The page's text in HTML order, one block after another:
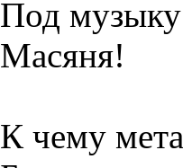
Под музыку
Масяня!
К чему